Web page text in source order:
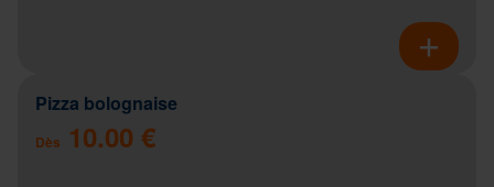
Pizza bolognaise
Dès 10.00 €